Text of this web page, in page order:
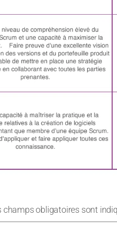
champs obligatoires sont